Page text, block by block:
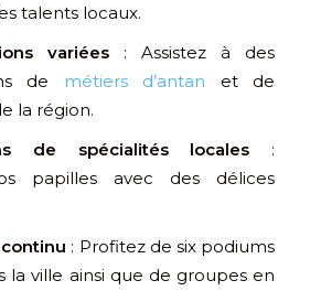
talents locaux.
variées : Assistez à des
de
métiers d’antan et de
la région.
de spécialités locales :
papilles avec des délices
: Profitez de six podiums
la ville ainsi que de groupes en